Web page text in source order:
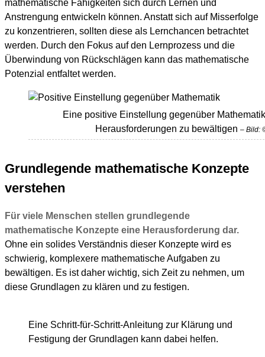
mathematische Fähigkeiten sich durch Lernen und
Anstrengung entwickeln können. Anstatt sich auf Misserfolge
zu konzentrieren, sollten diese als Lernchancen betrachtet
werden. Durch den Fokus auf den Lernprozess und die
Überwindung von Rückschlägen kann das mathematische
Potenzial entfaltet werden.
Eine positive Einstellung gegenüber
Herausforderungen zu bewältigen – Bild:
Grundlegende mathematische Konzepte
verstehen
Für viele Menschen stellen grundlegende
mathematische Konzepte eine Herausforderung dar.
Ohne ein solides Verständnis dieser Konzepte wird es
schwierig, komplexere mathematische Aufgaben zu
bewältigen. Es ist daher wichtig, sich Zeit zu nehmen, um
diese Grundlagen zu klären und zu festigen.
Eine Schritt-für-Schritt-Anleitung zur Klärung und
Festigung der Grundlagen kann dabei helfen.